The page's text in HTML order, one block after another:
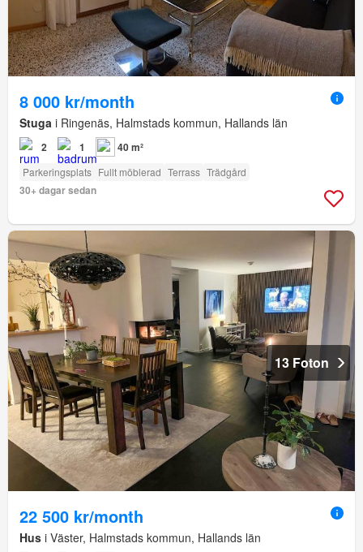
8 000 kr/month
Stuga i Ringenäs, Halmstads kommun, Hallands län
2 1 40 m²
Parkeringsplats Fullt möblerad Terrass Trädgård
30+ dagar sedan
13 Foton
22 500 kr/month
Hus i Väster, Halmstads kommun, Hallands län